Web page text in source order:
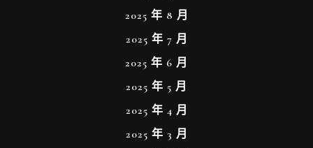
2025 年 8 月
2025 年 7 月
2025 年 6 月
2025 年 5 月
2025 年 4 月
2025 年 3 月